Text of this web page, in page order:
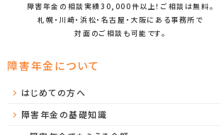
障害年金の相談実績30,000件以上！ご相談は無料。
札幌・川崎・浜松・名古屋・大阪にある事務所で
対面のご相談も可能です。
障害年金について
はじめての方へ
障害年金の基礎知識